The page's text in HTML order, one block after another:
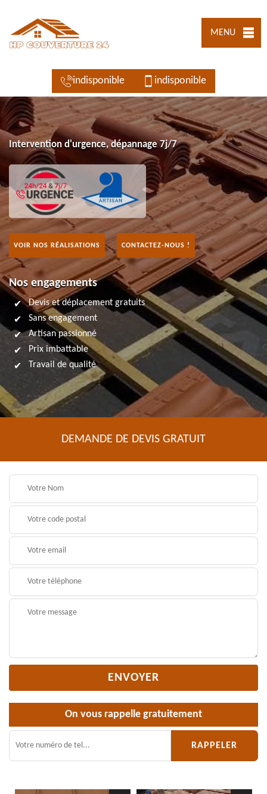
MENU
indisponible indisponible
Intervention d'urgence, dépannage 7j/7
VOIR NOS RÉALISATIONS CONTACTEZ-NOUS !
Nos engagements
Devis et déplacement gratuits
Sans engagement
Artisan passionné
Prix imbattable
Travail de qualité
DEMANDE DE DEVIS GRATUIT
On vous rappelle gratuitement